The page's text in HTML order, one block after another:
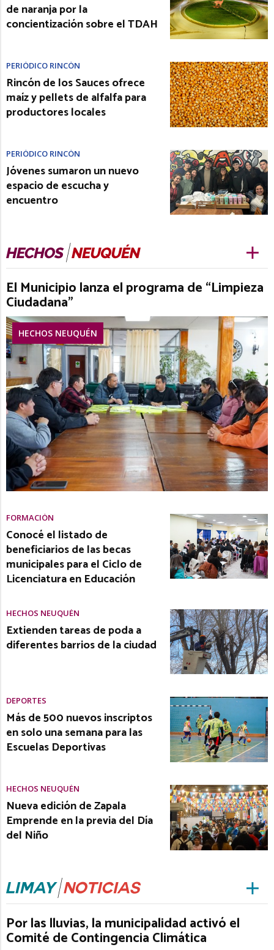
de naranja por la
concientización sobre el TDAH
PERIÓDICO RINCÓN
Rincón de los Sauces ofrece
maíz y pellets de alfalfa para
productores locales
PERIÓDICO RINCÓN
Jóvenes sumaron un nuevo
espacio de escucha y
encuentro
El Municipio lanza el programa de “Limpieza
Ciudadana”
HECHOS NEUQUÉN
FORMACIÓN
Conocé el listado de
beneficiarios de las becas
municipales para el Ciclo de
Licenciatura en Educación
HECHOS NEUQUÉN
Extienden tareas de poda a
diferentes barrios de la ciudad
DEPORTES
Más de 500 nuevos inscriptos
en solo una semana para las
Escuelas Deportivas
HECHOS NEUQUÉN
Nueva edición de Zapala
Emprende en la previa del Día
del Niño
Por las lluvias, la municipalidad activó el
Comité de Contingencia Climática